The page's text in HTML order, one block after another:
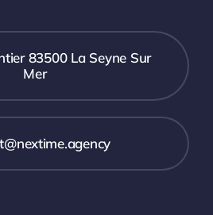
83500 La Seyne Sur
Mer